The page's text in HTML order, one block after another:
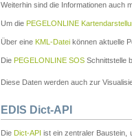
Weiterhin sind die Informationen auch
Um die PEGELONLINE
Über eine KML-Datei können aktuelle
Die PEGELONLINE SOS Schnittstelle
Diese Daten werden auch zur
EDIS Dict-API
Die Dict-API ist ein zentraler Baustein,